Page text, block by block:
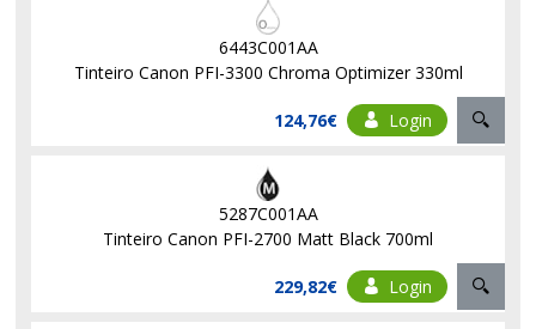
6443C001AA
Tinteiro Canon PFI-3300 Chroma Optimizer 330ml
124,76€ Login
5287C001AA
Tinteiro Canon PFI-2700 Matt Black 700ml
229,82€ Login